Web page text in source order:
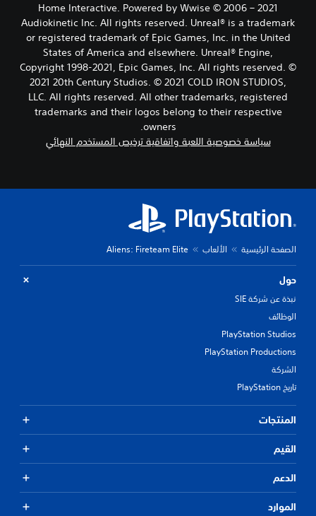
Home Interactive. Powered by Wwise © 2006 – 2021
Audiokinetic Inc. All rights reserved. Unreal® is a trademark
or registered trademark of Epic Games, Inc. in the United
States of America and elsewhere. Unreal® Engine,
Copyright 1998-2021, Epic Games, Inc. All rights reserved. ©
2021 20th Century Studios. © 2021 COLD IRON STUDIOS,
LLC. All rights reserved. All other trademarks, registered
trademarks and their logos belong to their respective
owners.
سياسة خصوصية اللعبة واتفاقية ترخيص المستخدم النهائي
الصفحة الرئيسية الألعاب Aliens: Fireteam Elite
حول
نبذة عن شركة SIE
الوظائف
PlayStation Studios
PlayStation Productions
الشركة
تاريخ PlayStation
المنتجات
القيم
الدعم
الموارد